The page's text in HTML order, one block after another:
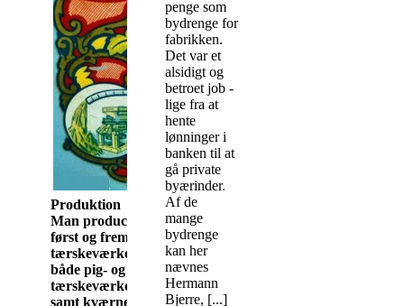
Produktion
Man producerede
først og fremmest
tærskeværker;
både pig- og slag-
tærskeværker
samt kværne
penge som
bydrenge for
fabrikken.
Det var et
alsidigt og
betroet job -
lige fra at
hente
lønninger i
banken til at
gå private
byærinder.
Af de
mange
bydrenge
kan her
nævnes
Hermann
Bjerre, [...]